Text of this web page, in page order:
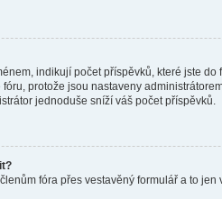
indikují počet příspěvků, které jste
protože jsou nastaveny
jednoduše sníží váš počet příspěvků.
fóra přes vestavěný formulář a to